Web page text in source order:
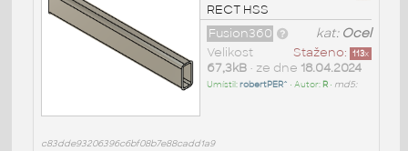
RECT HSS
kat: Ocel
Fusion360
Staženo: 113x
Velikost
67,3kB• ze dne 18.04.2024
Umístil:robertPER^ • Autor: R• md5:
c83dde93206396c6bf08b7e88cadd1a9